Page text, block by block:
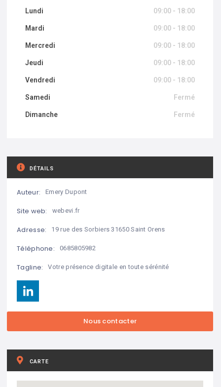
Lundi 09:00 - 18:00
Mardi 09:00 - 18:00
Mercredi 09:00 - 18:00
Jeudi 09:00 - 18:00
Vendredi 09:00 - 18:00
Samedi Fermé
Dimanche Fermé
DÉTAILS
Auteur: Emery Dupont
Site web: webevi.fr
Adresse: 19 rue des Sorbiers 31650 Saint Orens
Téléphone: 0685805982
Tagline: Votre présence digitale en toute sérénité
CARTE